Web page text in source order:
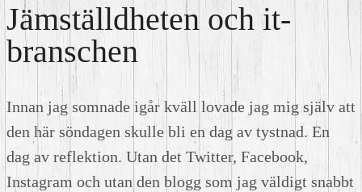
Jämställdheten och it-
branschen
Innan jag somnade igår kväll lovade jag mig själv att
den här söndagen skulle bli en dag av tystnad. En
dag av reflektion. Utan det Twitter, Facebook,
Instagram och utan den blogg som jag väldigt snabbt